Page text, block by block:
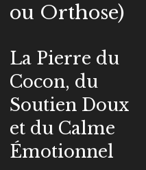
ou Orthose)
La Pierre du
Cocon, du
Soutien Doux
et du Calme
Émotionnel